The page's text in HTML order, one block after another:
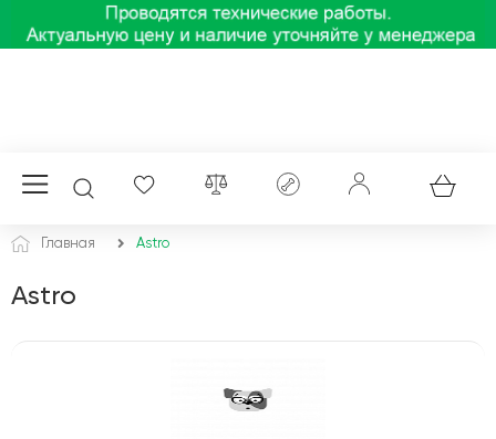
Главная Astro
Astro